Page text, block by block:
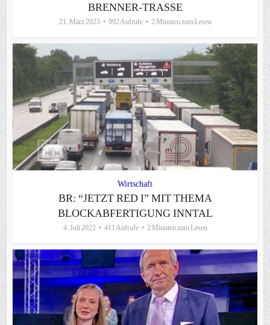
BRENNER-TRASSE
21. März 2023 992 Aufrufe 2 Minuten zum Lesen
Wirtschaft
BR: “JETZT RED I” MIT THEMA
BLOCKABFERTIGUNG INNTAL
4. Juli 2022 411 Aufrufe 2 Minuten zum Lesen